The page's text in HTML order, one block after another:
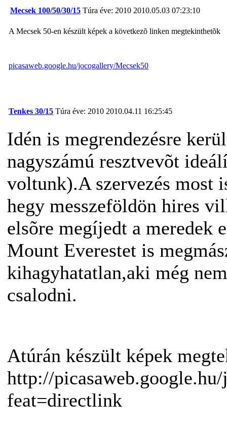
Mecsek 100/50/30/15 Túra éve: 2010 2010.05.03 07:23:10
A Mecsek 50-en készült képek a következõ linken megtekinthetõk
picasaweb.google.hu/jocogallery/Mecsek50
Tenkes 30/15 Túra éve: 2010 2010.04.11 16:25:45
Idén is megrendezésre
nagyszámú resztvevõt
voltunk).A szervezés most
hegy messzeföldön hires
elsõre megíjedt a meredek
Mount Everestet is
kihagyhatatlan,aki még
csalodni.
Atúrán készült képek
http://
feat=directlink